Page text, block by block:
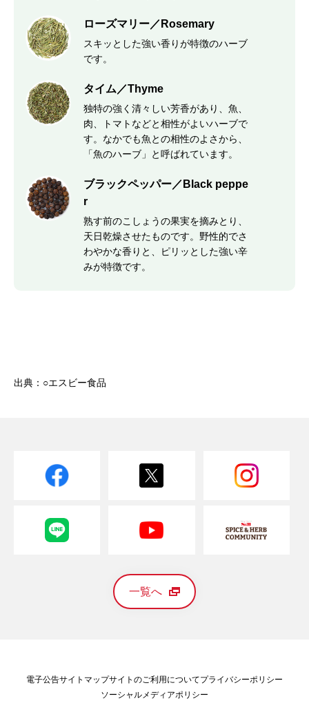
ローズマリー／Rosemary
スキッとした強い香りが特徴のハーブ
です。
タイム／Thyme
独特の強く清々しい芳香があり、魚、
肉、トマトなどと相性がよいハーブで
す。なかでも魚との相性のよさから、
「魚のハーブ」と呼ばれています。
ブラックペッパー／Black peppe
r
熟す前のこしょうの果実を摘みとり、
天日乾燥させたものです。野性的でさ
わやかな香りと、ピリッとした強い辛
みが特徴です。
出典：○エスビー食品
一覧へ
電子公告サイトマップサイトのご利用についてプライバシーポリシー
ソーシャルメディアポリシー